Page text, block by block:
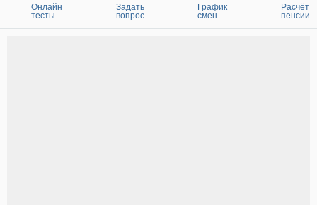
Онлайн
тесты
Задать
вопрос
График
смен
Расчёт
пенсии